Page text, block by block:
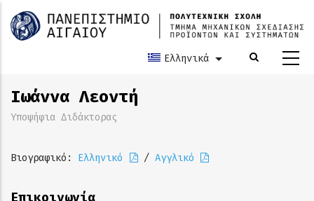
Παράκαμψη
προς
Ελληνικά Λίστα πρόσθετων
Ιωάννα Λεοντή
Υποψήφια Διδάκτορας
Βιογραφικό: Ελληνικό / Αγγλικό
Επικοινωνία